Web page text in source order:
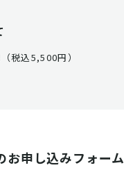
税込5,500円）
お申し込みフォーム